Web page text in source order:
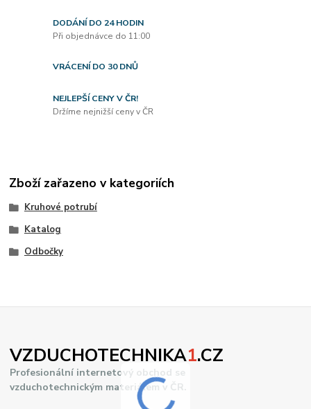
DODÁNÍ DO 24 HODIN
Při objednávce do 11:00
VRÁCENÍ DO 30 DNŮ
NEJLEPŠÍ CENY V ČR!
Držíme nejnižší ceny v ČR
Zboží zařazeno v kategoriích
Kruhové potrubí
Katalog
Odbočky
VZDUCHOTECHNIKA1.CZ
Profesionální internetový obchod se
vzduchotechnickým materiálem v ČR.